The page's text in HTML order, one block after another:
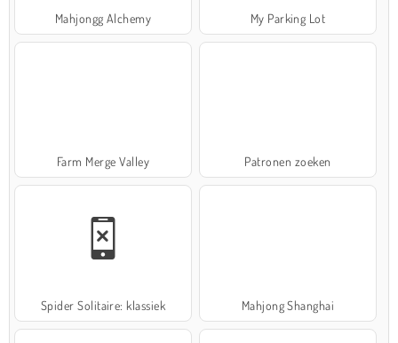
Mahjongg Alchemy My Parking Lot
Farm Merge Valley Patronen zoeken
Spider Solitaire: klassiek Mahjong Shanghai